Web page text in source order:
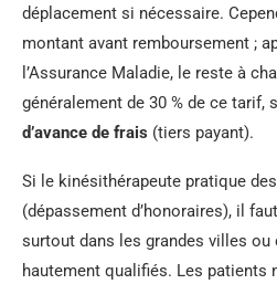
déplacement si nécessaire.
montant avant remboursement ;
l’Assurance Maladie, le reste à
généralement de 30 % de ce tarif,
d’avance de frais (tiers payant).
Si le kinésithérapeute pratique des
(dépassement d’honoraires), il
surtout dans les grandes villes
hautement qualifiés. Les patients